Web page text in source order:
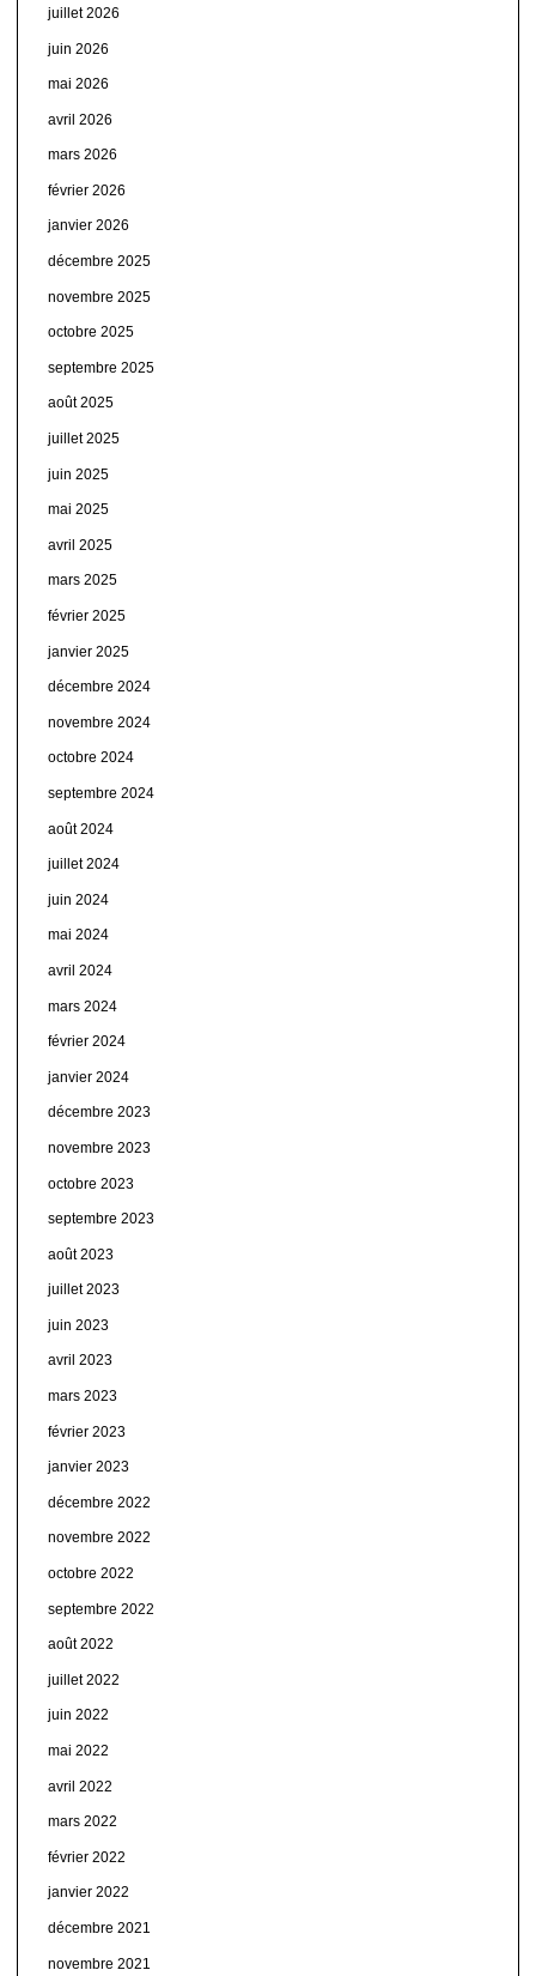
juillet 2026
juin 2026
mai 2026
avril 2026
mars 2026
février 2026
janvier 2026
décembre 2025
novembre 2025
octobre 2025
septembre 2025
août 2025
juillet 2025
juin 2025
mai 2025
avril 2025
mars 2025
février 2025
janvier 2025
décembre 2024
novembre 2024
octobre 2024
septembre 2024
août 2024
juillet 2024
juin 2024
mai 2024
avril 2024
mars 2024
février 2024
janvier 2024
décembre 2023
novembre 2023
octobre 2023
septembre 2023
août 2023
juillet 2023
juin 2023
avril 2023
mars 2023
février 2023
janvier 2023
décembre 2022
novembre 2022
octobre 2022
septembre 2022
août 2022
juillet 2022
juin 2022
mai 2022
avril 2022
mars 2022
février 2022
janvier 2022
décembre 2021
novembre 2021